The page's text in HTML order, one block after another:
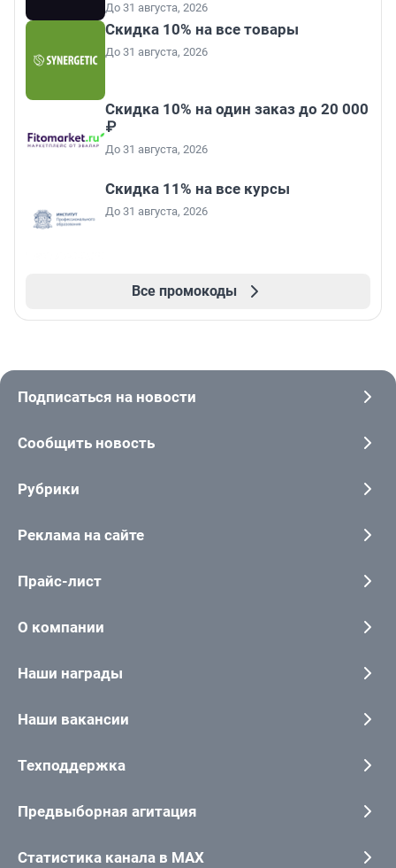
До 31 августа, 2026
Скидка 10% на все товары
До 31 августа, 2026
Скидка 10% на один заказ до 20 000
₽
До 31 августа, 2026
Скидка 11% на все курсы
До 31 августа, 2026
Все промокоды
Подписаться на новости
Сообщить новость
Рубрики
Реклама на сайте
Прайс-лист
О компании
Наши награды
Наши вакансии
Техподдержка
Предвыборная агитация
Статистика канала в MAX